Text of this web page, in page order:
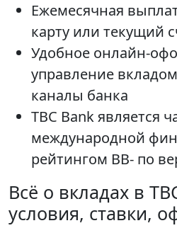
Ежемесячная
карту или текущий
Удобное онлайн-
управление
каналы банка
TBC Bank является
международной
рейтингом BB- по
Всё о вкладах в
условия, ставки,